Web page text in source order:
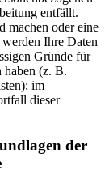
entfällt.
machen oder eine
Ihre Daten
Gründe für
haben (z. B.
im
dieser
der